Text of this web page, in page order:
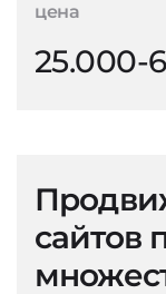
цена
25.000-
сайтов